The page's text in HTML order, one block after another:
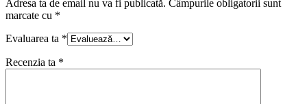
Adresa ta de email nu va fi publicată. Câmpurile obligatorii sunt
marcate cu *
Evaluarea ta *
Recenzia ta *